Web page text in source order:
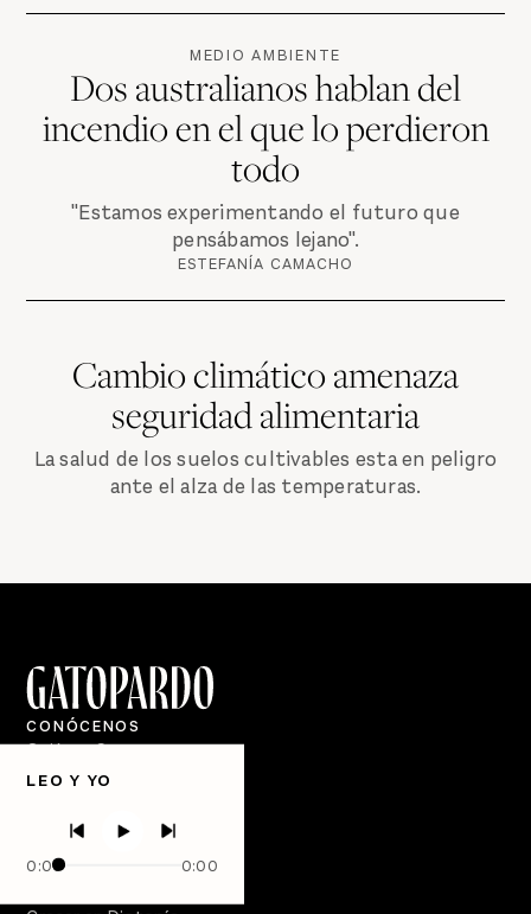
MEDIO AMBIENTE
Dos australianos hablan del
incendio en el que lo perdieron
todo
"Estamos experimentando el futuro que
pensábamos lejano".
ESTEFANÍA CAMACHO
Cambio climático amenaza
seguridad alimentaria
La salud de los suelos cultivables esta en peligro
ante el alza de las temperaturas.
LEO Y YO
0:00 0:00
CONÓCENOS
Quiénes Somos
Directorio
PÓDCASTS
Semanario Gatopardo